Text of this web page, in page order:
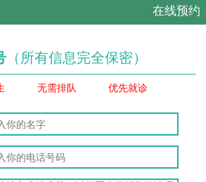
在线预约
（所有信息完全保密）
无需排队 优先就诊